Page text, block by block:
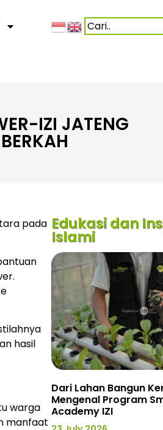
IZI JATENG
pada
hasil
warga
manfaat
Edukasi dan
Islami
Dari Lahan Bangun
Mengenal Program
Academy IZI